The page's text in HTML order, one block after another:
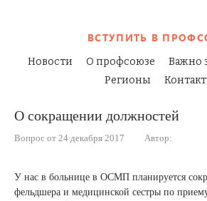
ВСТУПИТЬ В
Новости О профсоюзе Важно
Регионы
О сокращении должностей
Вопрос от 24 декабря 2017 Автор:
У нас в больнице в ОСМП планируется
фельдшера и медицинской сестры по